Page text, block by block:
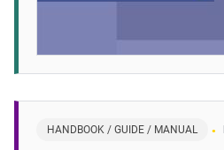
HANDBOOK / GUIDE / MANUAL